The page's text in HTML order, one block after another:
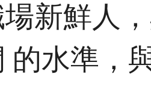
新鮮人
的水準，